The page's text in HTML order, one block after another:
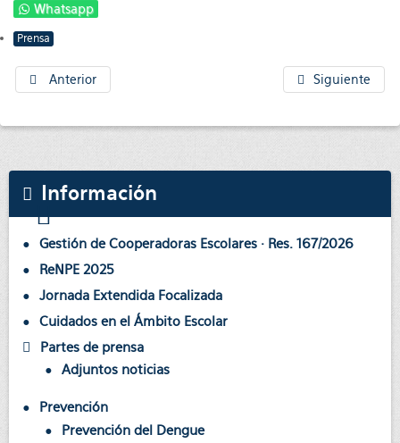
Whatsapp
Prensa
Anterior Siguiente
Información
Gestión de Cooperadoras Escolares · Res. 167/2026
ReNPE 2025
Jornada Extendida Focalizada
Cuidados en el Ámbito Escolar
Partes de prensa
Adjuntos noticias
Prevención
Prevención del Dengue